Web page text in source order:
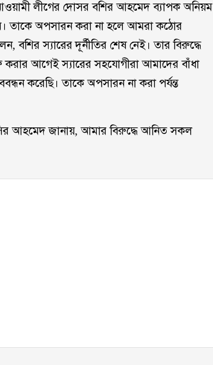
লীগের দোসর বশির আহমেদ ব্যাপক অনিয়ম
তাকে অপসারন করা না হলে আমরা কঠোর
বশির স্যারের দূর্নীতির শেষ নেই। তার বিরুদ্ধে
আগেই স্যারের সহযোগীরা আমাদের বাঁধা
করেছি। তাকে অপসারন না করা পর্যন্ত
আহমেদ জানায়, আমার বিরুদ্ধে আনিত সকল